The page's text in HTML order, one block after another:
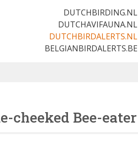
DUTCHBIRDING.NL
DUTCHAVIFAUNA.NL
DUTCHBIRDALERTS.NL
BELGIANBIRDALERTS.BE
cheeked Bee-eater